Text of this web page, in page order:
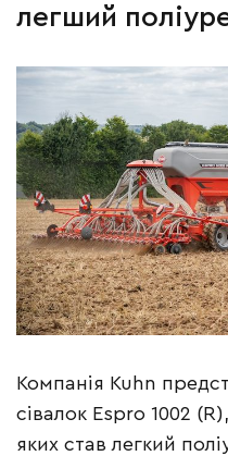
легший
Компанія Kuhn
сівалок Espro 1002
яких став легкий